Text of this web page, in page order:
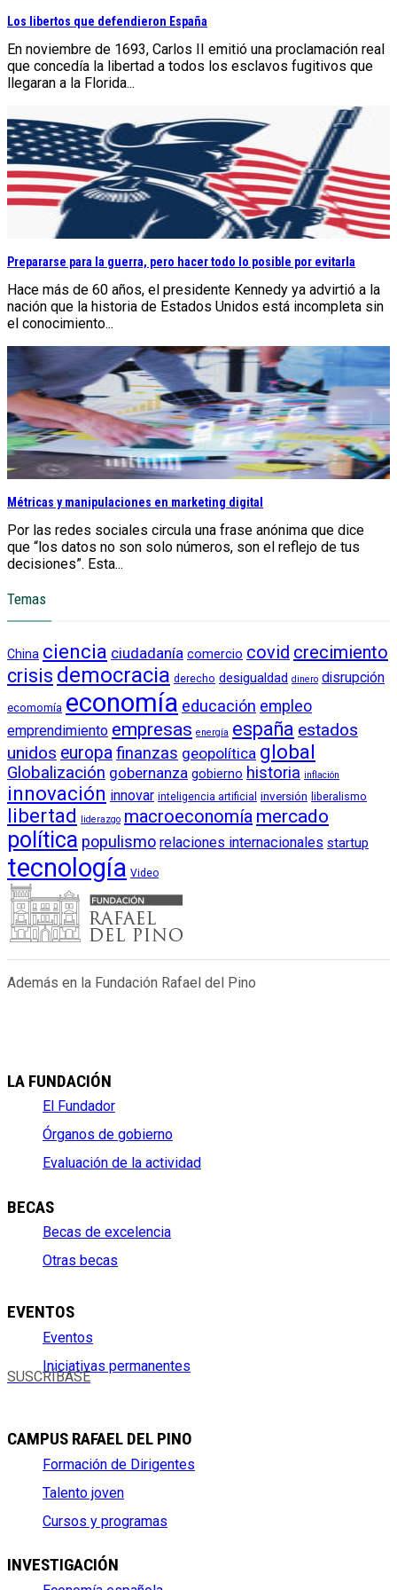
Los libertos que defendieron España
En noviembre de 1693, Carlos II emitió una proclamación real
que concedía la libertad a todos los esclavos fugitivos que
llegaran a la Florida...
Prepararse para la guerra, pero hacer todo lo posible por evitarla
Hace más de 60 años, el presidente Kennedy ya advirtió a la
nación que la historia de Estados Unidos está incompleta sin
el conocimiento...
Métricas y manipulaciones en marketing digital
Por las redes sociales circula una frase anónima que dice
que “los datos no son solo números, son el reflejo de tus
decisiones”. Esta...
Temas
China ciencia ciudadanía comercio covid crecimiento
crisis democracia derecho desigualdad dinero disrupción
ecomomía economía educación empleo
emprendimiento empresas energía españa estados
unidos europafinanzas geopolítica global
Globalización gobernanza gobierno historia inflación
innovación innovar inteligencia artificial inversión liberalismo
libertad liderazgo macroeconomía mercado
política populismo relaciones internacionales startup
tecnología Video
Además en la Fundación Rafael del Pino
LA FUNDACIÓN
El Fundador
Órganos de gobierno
Evaluación de la actividad
BECAS
Becas de excelencia
Otras becas
EVENTOS
Eventos
Iniciativas permanentes
SUSCRÍBASE
CAMPUS RAFAEL DEL PINO
Formación de Dirigentes
Talento joven
Cursos y programas
INVESTIGACIÓN